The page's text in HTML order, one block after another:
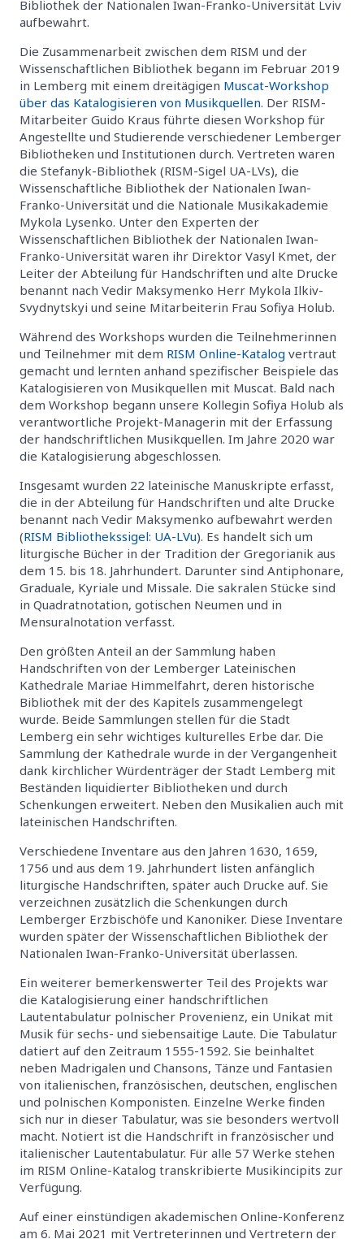
Bibliothek der Nationalen Iwan-Franko-Universität Lviv
aufbewahrt.
Die Zusammenarbeit zwischen dem RISM und der
Wissenschaftlichen Bibliothek begann im Februar 2019
in Lemberg mit einem dreitägigen Muscat-Workshop
über das Katalogisieren von Musikquellen. Der RISM-
Mitarbeiter Guido Kraus führte diesen Workshop für
Angestellte und Studierende verschiedener Lemberger
Bibliotheken und Institutionen durch. Vertreten waren
die Stefanyk-Bibliothek (RISM-Sigel UA-LVs), die
Wissenschaftliche Bibliothek der Nationalen Iwan-
Franko-Universität und die Nationale Musikakademie
Mykola Lysenko. Unter den Experten der
Wissenschaftlichen Bibliothek der Nationalen Iwan-
Franko-Universität waren ihr Direktor Vasyl Kmet, der
Leiter der Abteilung für Handschriften und alte Drucke
benannt nach Vedir Maksymenko Herr Mykola Ilkiv-
Svydnytskyi und seine Mitarbeiterin Frau Sofiya Holub.
Während des Workshops wurden die Teilnehmerinnen
und Teilnehmer mit dem RISM Online-Katalog vertraut
gemacht und lernten anhand spezifischer Beispiele das
Katalogisieren von Musikquellen mit Muscat. Bald nach
dem Workshop begann unsere Kollegin Sofiya Holub als
verantwortliche Projekt-Managerin mit der Erfassung
der handschriftlichen Musikquellen. Im Jahre 2020 war
die Katalogisierung abgeschlossen.
Insgesamt wurden 22 lateinische Manuskripte erfasst,
die in der Abteilung für Handschriften und alte Drucke
benannt nach Vedir Maksymenko aufbewahrt werden
(RISM Bibliothekssigel: UA-LVu). Es handelt sich um
liturgische Bücher in der Tradition der Gregorianik aus
dem 15. bis 18. Jahrhundert. Darunter sind Antiphonare,
Graduale, Kyriale und Missale. Die sakralen Stücke sind
in Quadratnotation, gotischen Neumen und in
Mensuralnotation verfasst.
Den größten Anteil an der Sammlung haben
Handschriften von der Lemberger Lateinischen
Kathedrale Mariae Himmelfahrt, deren historische
Bibliothek mit der des Kapitels zusammengelegt
wurde. Beide Sammlungen stellen für die Stadt
Lemberg ein sehr wichtiges kulturelles Erbe dar. Die
Sammlung der Kathedrale wurde in der Vergangenheit
dank kirchlicher Würdenträger der Stadt Lemberg mit
Beständen liquidierter Bibliotheken und durch
Schenkungen erweitert. Neben den Musikalien auch mit
lateinischen Handschriften.
Verschiedene Inventare aus den Jahren 1630, 1659,
1756 und aus dem 19. Jahrhundert listen anfänglich
liturgische Handschriften, später auch Drucke auf. Sie
verzeichnen zusätzlich die Schenkungen durch
Lemberger Erzbischöfe und Kanoniker. Diese Inventare
wurden später der Wissenschaftlichen Bibliothek der
Nationalen Iwan-Franko-Universität überlassen.
Ein weiterer bemerkenswerter Teil des Projekts war
die Katalogisierung einer handschriftlichen
Lautentabulatur polnischer Provenienz, ein Unikat mit
Musik für sechs- und siebensaitige Laute. Die Tabulatur
datiert auf den Zeitraum 1555-1592. Sie beinhaltet
neben Madrigalen und Chansons, Tänze und Fantasien
von italienischen, französischen, deutschen, englischen
und polnischen Komponisten. Einzelne Werke finden
sich nur in dieser Tabulatur, was sie besonders wertvoll
macht. Notiert ist die Handschrift in französischer und
italienischer Lautentabulatur. Für alle 57 Werke stehen
im RISM Online-Katalog transkribierte Musikincipits zur
Verfügung.
Auf einer einstündigen akademischen Online-Konferenz
am 6. Mai 2021 mit Vertreterinnen und Vertretern der